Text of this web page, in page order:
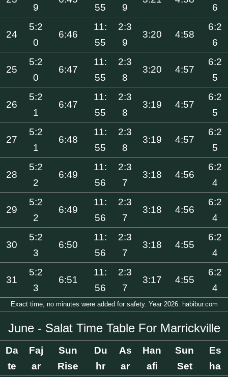
9 55 9 6
24
5:2
0
6:46
11:
55
2:3
9
3:20 4:58
6:2
6
25
5:2
0
6:47
11:
55
2:3
8
3:20 4:57
6:2
5
26
5:2
1
6:47
11:
55
2:3
8
3:19 4:57
6:2
5
27
5:2
1
6:48
11:
55
2:3
8
3:19 4:57
6:2
5
28
5:2
2
6:49
11:
56
2:3
7
3:18 4:56
6:2
4
29
5:2
2
6:49
11:
56
2:3
7
3:18 4:56
6:2
4
30
5:2
3
6:50
11:
56
2:3
7
3:18 4:55
6:2
4
31
5:2
3
6:51
11:
56
2:3
7
3:17 4:55
6:2
4
Exact time, no minutes were added for safety. Year 2026. habibur.com
June - Salat Time Table For Marrickville
Da
te
Faj
ar
Sun
Rise
Du
hr
As
ar
Han
afi
Sun
Set
Es
ha